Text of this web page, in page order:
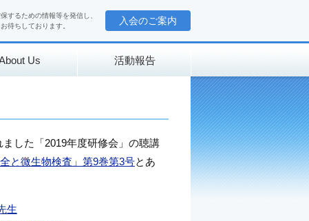
するための情報等を発信し、
待ちしております。
入会のご案内
Us 活動報告
した「2019年度研修会」の聴講
と微生物検査」第9巻第3号とあ
生